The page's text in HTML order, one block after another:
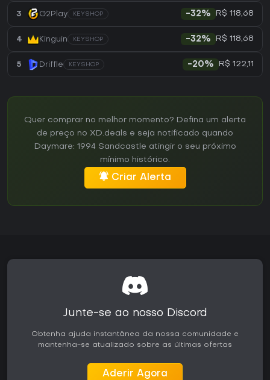
3 G2Play KEYSHOP -32% R$ 118,68
4 Kinguin KEYSHOP -32% R$ 118,68
5 Driffle KEYSHOP -20% R$ 122,11
Quer comprar no melhor momento? Defina um alerta
de preço no XD.deals e seja notificado quando
Daymare: 1994 Sandcastle atingir o seu próximo
mínimo histórico.
Criar Alerta
Junte-se ao nosso Discord
Obtenha ajuda instantânea da nossa comunidade e
mantenha-se atualizado sobre as últimas ofertas
Aderir Agora